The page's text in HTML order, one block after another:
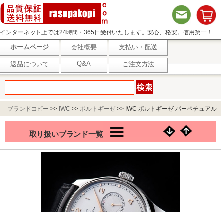
インターネット上では24時間・365日受付いたします。安心、格安。信用第一！
ホームページ 会社概要 支払い・配送
返品について Q&A ご注文方法
ブランドコピー >> IWC >> ポルトギーゼ >> IWC ポルトギーゼ パーペチュアル
取り扱いブランド一覧